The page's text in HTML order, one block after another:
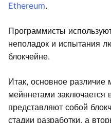
Ethereum.
Программисты
неполадок и испытания
блокчейне.
Итак, основное различие
мейннетами заключается
представляют собой
стадии разработки, а